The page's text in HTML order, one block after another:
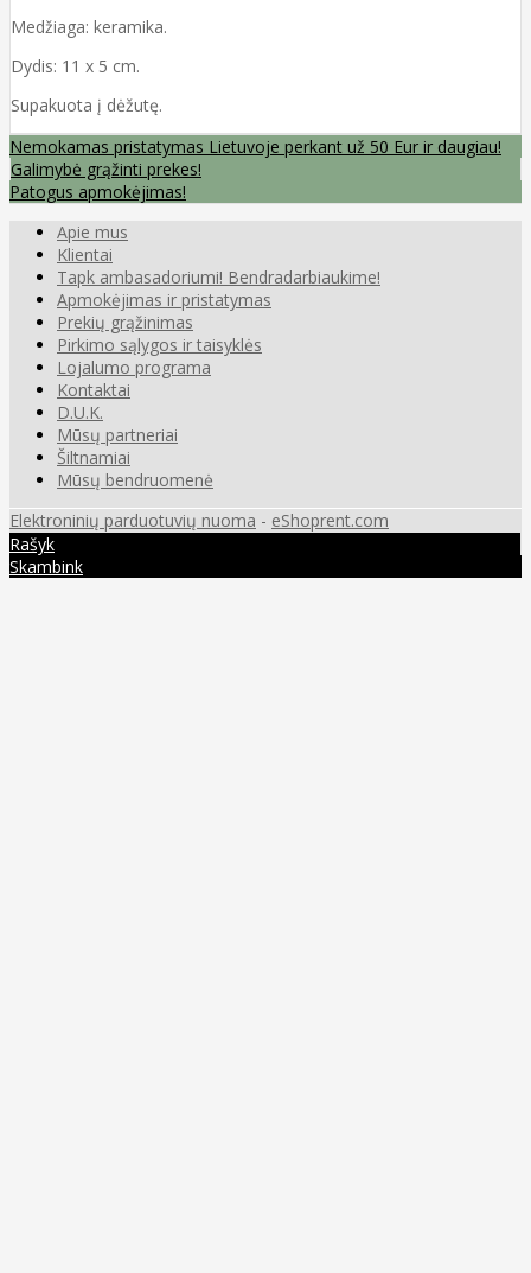
Medžiaga: keramika.
Dydis: 11 x 5 cm.
Supakuota į dėžutę.
Nemokamas pristatymas Lietuvoje perkant už 50 Eur ir daugiau!
Galimybė grąžinti prekes!
Patogus apmokėjimas!
Apie mus
Klientai
Tapk ambasadoriumi! Bendradarbiaukime!
Apmokėjimas ir pristatymas
Prekių grąžinimas
Pirkimo sąlygos ir taisyklės
Lojalumo programa
Kontaktai
D.U.K.
Mūsų partneriai
Šiltnamiai
Mūsų bendruomenė
Elektroninių parduotuvių nuoma - eShoprent.com
Rašyk
Skambink